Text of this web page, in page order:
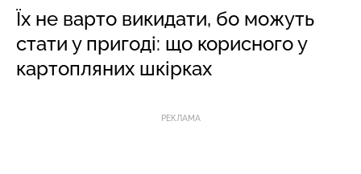
Їх не варто викидати, бо можуть
стати у пригоді: що корисного у
картопляних шкірках
РЕКЛАМА